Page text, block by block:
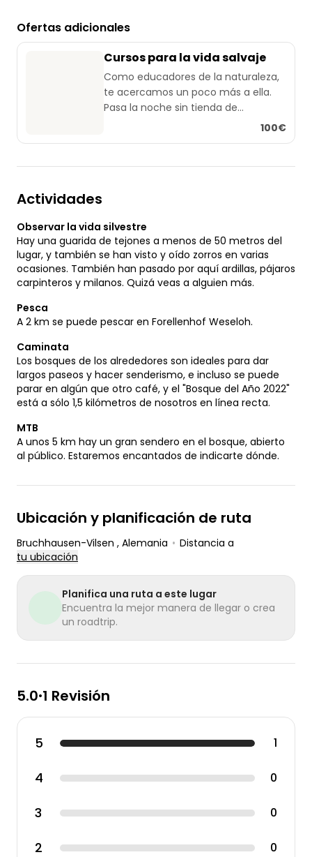
Ofertas adicionales
Cursos para la vida salvaje
Como educadores de la naturaleza,
te acercamos un poco más a ella.
Pasa la noche sin tienda de
campaña, cocina en una hoguera,100€
Actividades
Observar la vida silvestre
Hay una guarida de tejones a menos de 50 metros del
lugar, y también se han visto y oído zorros en varias
ocasiones. También han pasado por aquí ardillas, pájaros
carpinteros y milanos. Quizá veas a alguien más.
Pesca
A 2 km se puede pescar en Forellenhof Weseloh.
Caminata
Los bosques de los alrededores son ideales para dar
largos paseos y hacer senderismo, e incluso se puede
parar en algún que otro café, y el "Bosque del Año 2022"
está a sólo 1,5 kilómetros de nosotros en línea recta.
MTB
A unos 5 km hay un gran sendero en el bosque, abierto
al público. Estaremos encantados de indicarte dónde.
Ubicación y planificación de ruta
Bruchhausen-Vilsen , Alemania • Distancia a
tu ubicación
Planifica una ruta a este lugar
Encuentra la mejor manera de llegar o crea
un roadtrip.
5.0•1 Revisión
5 1
4 0
3 0
2 0